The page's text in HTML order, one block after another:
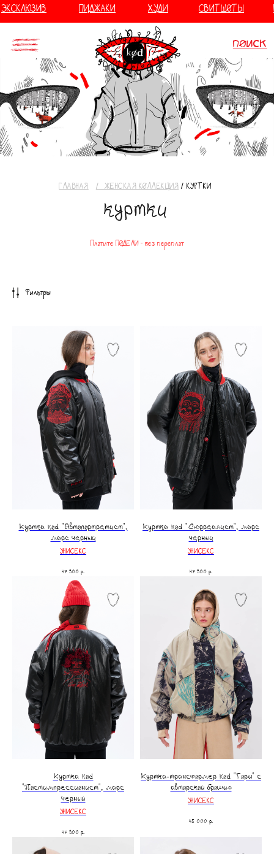
////
ЭКСКЛЮЗИВ ПИДЖАКИ ХУДИ СВИТШОТЫ
ГЛАВНАЯ⠀ /⠀ЖЕНСКАЯ КОЛЛЕКЦИЯ / КУРТКИ
куртки
Платите ПОДЕЛИ - без переплат
Фильтры
Куртка kod "Автопортретист",
марс черный
УНИСЕКС
47 900 р.
Куртка kod "Сюрреалист", марс
черный
УНИСЕКС
47 900 р.
Куртка kod
"Постимпрессионист", марс
черный
УНИСЕКС
47 900 р.
Куртка-трансформер kоd "Горы" с
авторской брошью
УНИСЕКС
45 000 р.